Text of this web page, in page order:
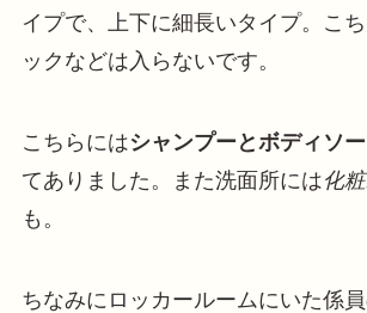
イプで、上下に細長いタイプ。こ
ックなどは入らないです。
こちらにはシャンプーとボディソ
てありました。また洗面所には化
も。
ちなみにロッカールームにいた係